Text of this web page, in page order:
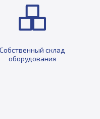
Собственный склад
оборудования